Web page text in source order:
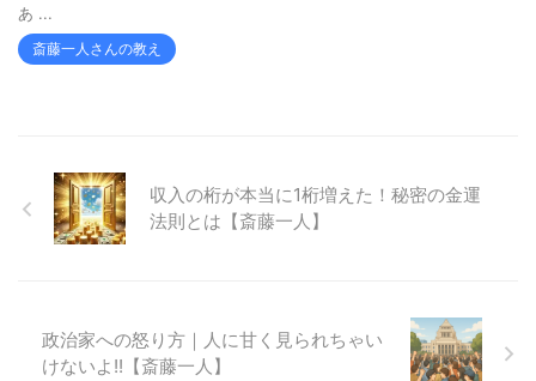
あ ...
斎藤一人さんの教え
収入の桁が本当に1桁増えた！秘密の金運
法則とは【斎藤一人】
政治家への怒り方｜人に甘く見られちゃい
けないよ!!【斎藤一人】